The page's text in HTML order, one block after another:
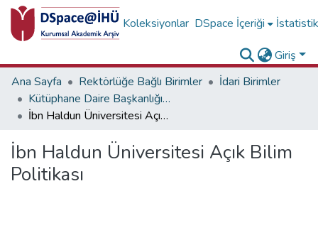
Koleksiyonlar DSpace İçeriği
Giriş
Ana Sayfa
Rektörlüğe Bağlı Birimler
İdari Birimler
Kütüphane Daire Başkanlığı Koleksiyonu
İbn Haldun Üniversitesi Açık Bilim Politikası
İbn Haldun Üniversitesi Açık Bilim
Politikası